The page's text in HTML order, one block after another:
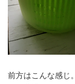
前方はこんな感じ。